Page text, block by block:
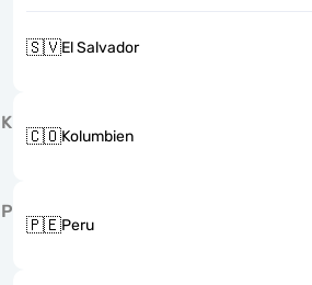
🇸🇻El Salvador
K
🇨🇴Kolumbien
P
🇵🇪Peru